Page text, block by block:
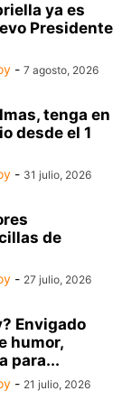
ya es
Presidente
- 7 agosto, 2026
tenga en
desde el 1
- 31 julio, 2026
de
- 27 julio, 2026
Envigado
humor,
para...
- 21 julio, 2026